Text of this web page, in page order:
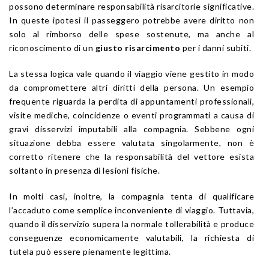
possono determinare responsabilità risarcitorie significative.
In queste ipotesi il passeggero potrebbe avere diritto non
solo al rimborso delle spese sostenute, ma anche al
riconoscimento di un giusto risarcimento per i danni subiti.
La stessa logica vale quando il viaggio viene gestito in modo
da compromettere altri diritti della persona. Un esempio
frequente riguarda la perdita di appuntamenti professionali,
visite mediche, coincidenze o eventi programmati a causa di
gravi disservizi imputabili alla compagnia. Sebbene ogni
situazione debba essere valutata singolarmente, non è
corretto ritenere che la responsabilità del vettore esista
soltanto in presenza di lesioni fisiche.
In molti casi, inoltre, la compagnia tenta di qualificare
l’accaduto come semplice inconveniente di viaggio. Tuttavia,
quando il disservizio supera la normale tollerabilità e produce
conseguenze economicamente valutabili, la richiesta di
tutela può essere pienamente legittima.